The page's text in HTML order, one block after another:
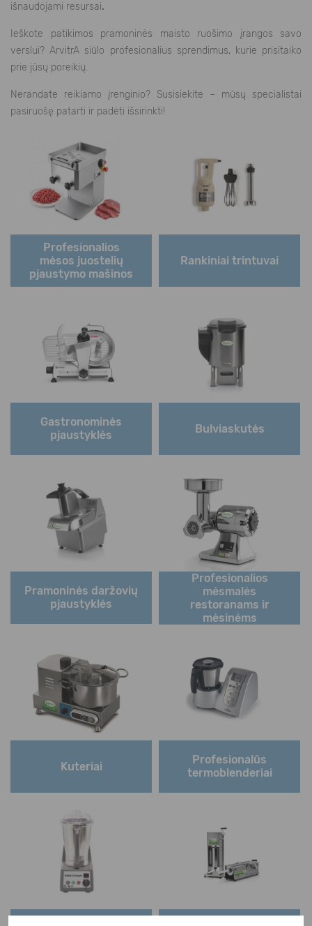
išnaudojami resursai.
Ieškote patikimos pramoninės maisto ruošimo įrangos savo
verslui? ArvitrA siūlo profesionalius sprendimus, kurie prisitaiko
prie jūsų poreikių.
Nerandate reikiamo įrenginio? Susisiekite – mūsų specialistai
pasiruošę patarti ir padėti išsirinkti!
Profesionalios
mėsos juostelių
pjaustymo mašinos
Rankiniai trintuvai
Gastronominės
pjaustyklės
Bulviaskutės
Pramoninės daržovių
pjaustyklės
Profesionalios
mėsmalės
restoranams ir
mėsinėms
Kuteriai
Profesionalūs
termoblenderiai